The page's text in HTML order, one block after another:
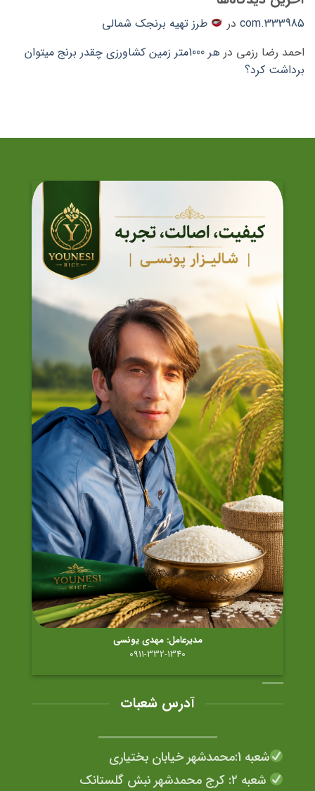
333985.com در
طرز تهیه برنجک شمالی
احمد رضا رزمی در
هر 1000متر زمین کشاورزی چقدر برنج میتوان
برداشت کرد؟
مدیرعامل: مهدی یونسی
0911-332-1340
آدرس شعبات
شعبه 1:محمدشهر خیابان بختیاری
شعبه ۲: کرج محمدشهر نبش گلستانک